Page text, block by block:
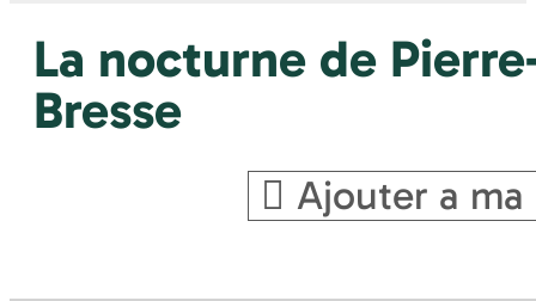
La nocturne de
Bresse
Ajouter a